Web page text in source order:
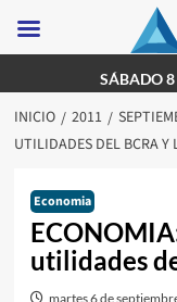
al
contenido
SÁBADO
INICIO 2011
UTILIDADES DEL BCRA Y
Economia
utilidades
martes 6 de